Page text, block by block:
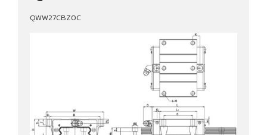
QWW27CBZ0C